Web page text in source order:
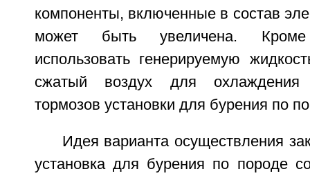
компоненты, включенные в состав
может быть увеличена.
использовать генерируемую
сжатый воздух для охлаждения
тормозов установки для бурения по
Идея варианта осуществления
установка для бурения по породе